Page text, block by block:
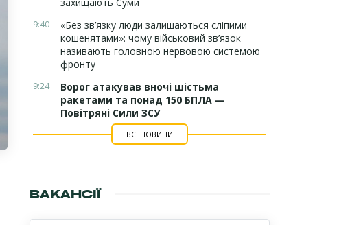
9:40
«Без зв’язку люди залишаються сліпими
кошенятами»: чому військовий зв’язок
називають головною нервовою системою
фронту
9:24
Ворог атакував вночі шістьма
ракетами та понад 150 БПЛА —
Повітряні Сили ЗСУ
ВСІ НОВИНИ
ВАКАНСІЇ